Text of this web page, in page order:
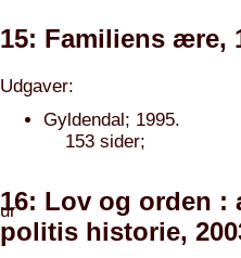
15: Familiens ære,
Udgaver:
Gyldendal; 1995.
153 sider;
16: Lov og orden :
politis historie,